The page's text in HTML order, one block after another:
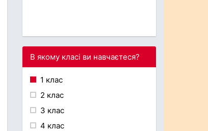
В якому класі ви навчаєтеся?
1 клас
2 клас
3 клас
4 клас